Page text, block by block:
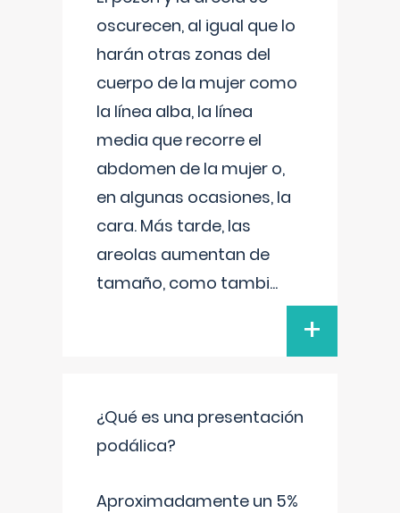
oscurecen, al igual que lo
harán otras zonas del
cuerpo de la mujer como
la línea alba, la línea
media que recorre el
abdomen de la mujer o,
en algunas ocasiones, la
cara. Más tarde, las
areolas aumentan de
tamaño, como tambi...
+
¿Qué es una presentación
podálica?
Aproximadamente un 5%